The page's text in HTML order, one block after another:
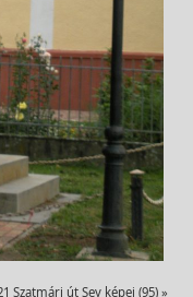
Szatmári út Sey képei (95) »